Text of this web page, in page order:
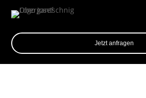
Jetzt anfragen